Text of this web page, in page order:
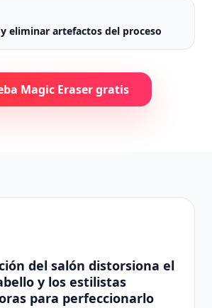
eliminar artefactos del proceso
Magic Eraser gratis
del salón distorsiona el
y los estilistas
para perfeccionarlo